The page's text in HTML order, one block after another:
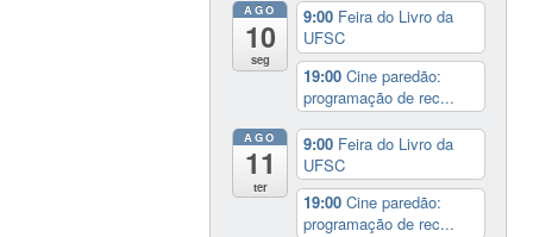
AGO
10
seg
9:00 Feira do Livro da
UFSC
19:00Cine paredão:
programação de rec...
AGO
11
ter
9:00 Feira do Livro da
UFSC
19:00Cine paredão:
programação de rec...